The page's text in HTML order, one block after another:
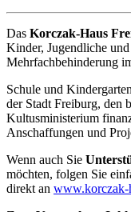
Das Korczak-Haus
Kinder, Jugendliche
Mehrfachbehinderung
Schule und
der Stadt Freiburg, den
Kultusministerium
Anschaffungen und
Wenn auch Sie
möchten, folgen Sie
direkt an www.korczak-